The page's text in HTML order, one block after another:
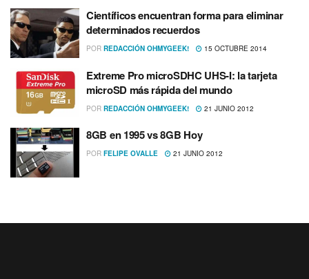
Cientí­ficos encuentran forma para eliminar
determinados recuerdos
POR REDACCIÓN OHMYGEEK! 15 OCTUBRE 2014
Extreme Pro microSDHC UHS-I: la tarjeta
microSD más rápida del mundo
POR REDACCIÓN OHMYGEEK! 21 JUNIO 2012
8GB en 1995 vs 8GB Hoy
POR FELIPE OVALLE 21 JUNIO 2012